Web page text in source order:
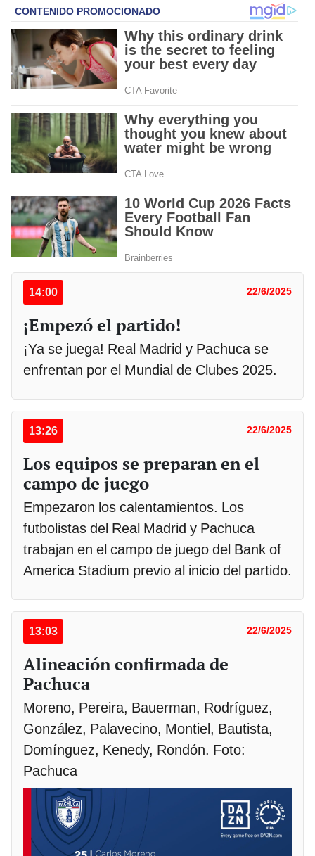
14:00 22/6/2025
¡Empezó el partido!
¡Ya se juega! Real Madrid y Pachuca se
enfrentan por el Mundial de Clubes 2025.
13:26 22/6/2025
Los equipos se preparan en el
campo de juego
Empezaron los calentamientos. Los
futbolistas del Real Madrid y Pachuca
trabajan en el campo de juego del Bank of
America Stadium previo al inicio del partido.
13:03 22/6/2025
Alineación confirmada de
Pachuca
Moreno, Pereira, Bauerman, Rodríguez,
González, Palavecino, Montiel, Bautista,
Domínguez, Kenedy, Rondón. Foto:
Pachuca